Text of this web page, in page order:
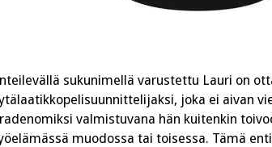
sukunimellä varustettu Lauri on
joka ei aivan
valmistuvana hän kuitenkin
muodossa tai toisessa. Tämä